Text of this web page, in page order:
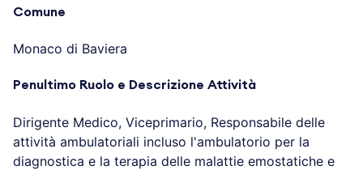
Comune
Monaco di Baviera
Penultimo Ruolo e Descrizione Attività
Dirigente Medico, Viceprimario, Responsabile delle
attività ambulatoriali incluso l'ambulatorio per la
diagnostica e la terapia delle malattie emostatiche e